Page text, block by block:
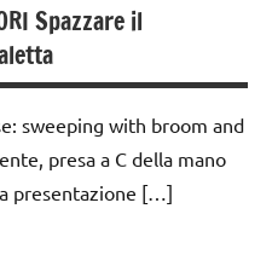
Spazzare il
sweeping with broom and
presa a C della mano
presentazione […]